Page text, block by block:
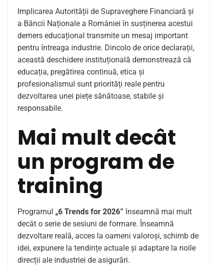
Implicarea Autorității de Supraveghere Financiară și
a Băncii Naționale a României în susținerea acestui
demers educațional transmite un mesaj important
pentru întreaga industrie. Dincolo de orice declarații,
această deschidere instituțională demonstrează că
educația, pregătirea continuă, etica și
profesionalismul sunt priorități reale pentru
dezvoltarea unei piețe sănătoase, stabile și
responsabile.
Mai mult decât
un program de
training
Programul „6 Trends for 2026” înseamnă mai mult
decât o serie de sesiuni de formare. Înseamnă
dezvoltare reală, acces la oameni valoroși, schimb de
idei, expunere la tendințe actuale și adaptare la noile
direcții ale industriei de asigurări.